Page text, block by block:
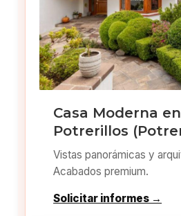
Casa Moderna
Potrerillos
Vistas panorámicas y
Acabados premium.
Solicitar informes →